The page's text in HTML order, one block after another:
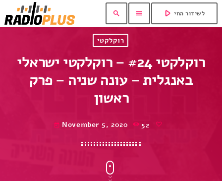
search menu play_arrow לשידור החי
רוקלקטי
רוקלקטי #24 – רוקלקטי ישראלי
באנגלית – עונה שניה – פרק
ראשון
today November 5, 2020 52